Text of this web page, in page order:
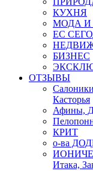
КУХНЯ
МОДА И
ЕС
БИЗНЕС
ОТЗЫВЫ
Касторья
Афины,
КРИТ
о-ва
Итака,